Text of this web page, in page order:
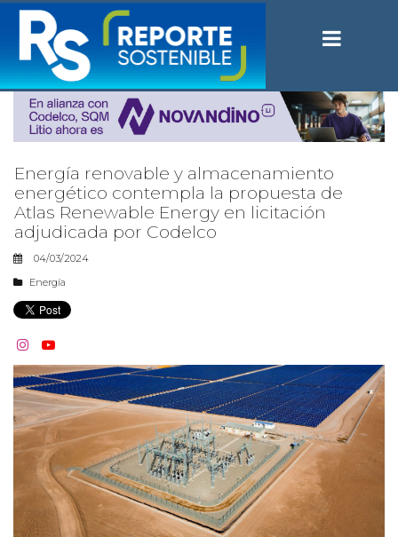
Energía renovable y almacenamiento
energético contempla la propuesta de
Atlas Renewable Energy en licitación
adjudicada por Codelco
04/03/2024
Energía
 